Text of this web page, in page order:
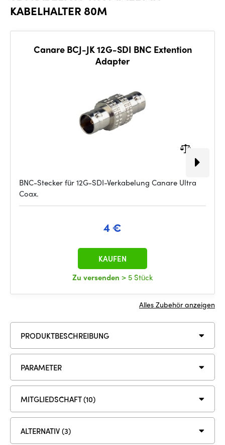
KABELHALTER 80M
Canare BCJ-JK 12G-SDI BNC Extention
Adapter
BNC-Stecker für 12G-SDI-Verkabelung Canare Ultra
Coax.
4 €
Zu versenden > 5 Stück
KAUFEN
Alles Zubehör anzeigen
PRODUKTBESCHREIBUNG
PARAMETER
MITGLIEDSCHAFT (10)
ALTERNATIV (3)